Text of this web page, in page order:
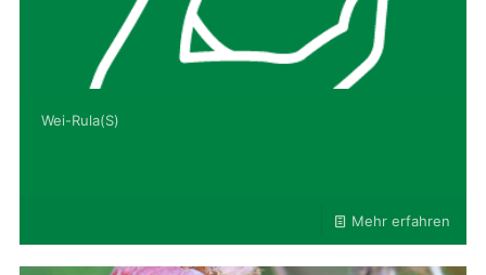
Wei-Rula(S)
Mehr erfahren